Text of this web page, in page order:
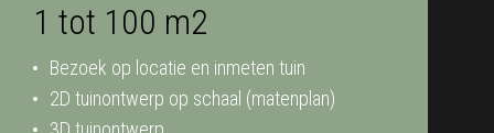
1 tot 100 m2
Bezoek op locatie en inmeten tuin
2D tuinontwerp op schaal (matenplan)